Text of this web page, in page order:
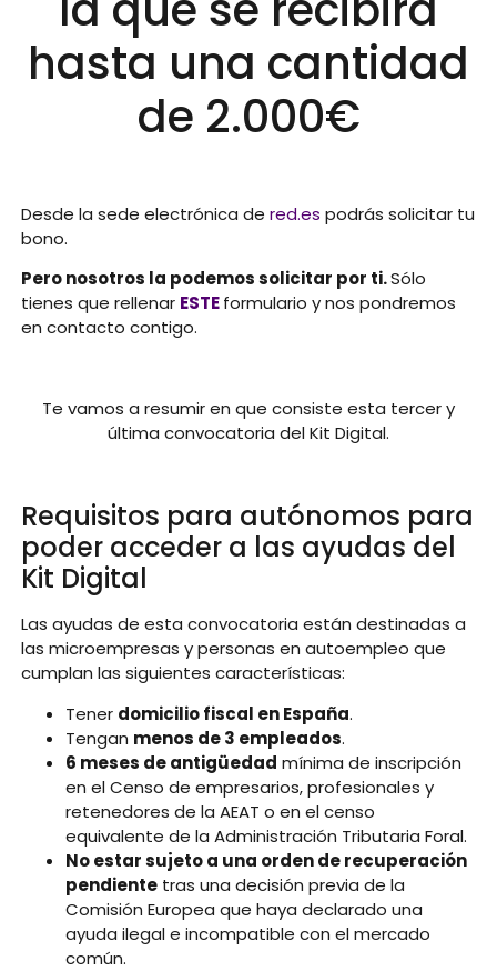
hasta una cantidad
de 2.000€
Desde la sede electrónica de red.es podrás solicitar tu
bono.
Pero nosotros la podemos solicitar por ti.Sólo
tienes que rellenar ESTEformulario y nos pondremos
en contacto contigo.
Te vamos a resumir en que consiste esta tercer y
última convocatoria del Kit Digital.
Requisitos para autónomos para
poder acceder a las ayudas del
Kit Digital
Las ayudas de esta convocatoria están destinadas a
las microempresas y personas en autoempleo que
cumplan las siguientes características:
Tener domicilio fiscal en España.
Tengan menos de 3 empleados.
6 meses de antigüedad mínima de inscripción
en el Censo de empresarios, profesionales y
retenedores de la AEAT o en el censo
equivalente de la Administración Tributaria Foral.
No estar sujeto a una orden de recuperación
pendientetras una decisión previa de la
Comisión Europea que haya declarado una
ayuda ilegal e incompatible con el mercado
común.